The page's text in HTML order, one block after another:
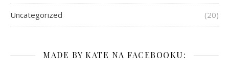
Uncategorized (20)
MADE BY KATE NA FACEBOOKU: